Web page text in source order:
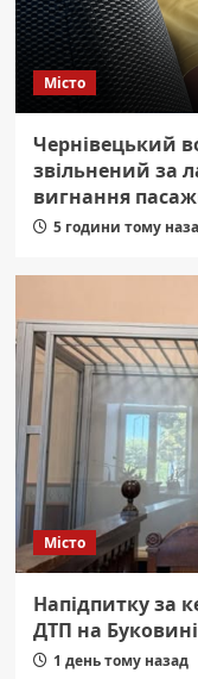
Місто
Чернівецький
звільнений за
вигнання
5 години тому
Місто
Напідпитку за
ДТП на Буковині
1 день тому назад